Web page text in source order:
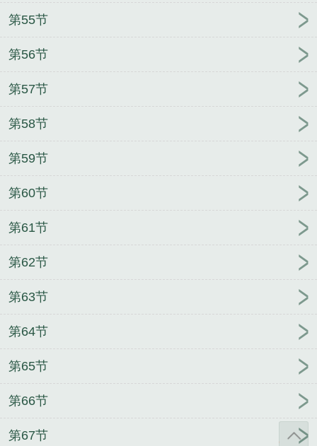
第55节
第56节
第57节
第58节
第59节
第60节
第61节
第62节
第63节
第64节
第65节
第66节
第67节